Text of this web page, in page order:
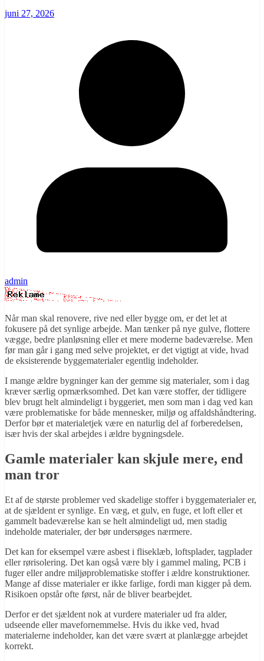
juni 27, 2026
admin
Når man skal renovere, rive ned eller bygge om, er det let at
fokusere på det synlige arbejde. Man tænker på nye gulve, flottere
vægge, bedre planløsning eller et mere moderne badeværelse. Men
før man går i gang med selve projektet, er det vigtigt at vide, hvad
de eksisterende byggematerialer egentlig indeholder.
I mange ældre bygninger kan der gemme sig materialer, som i dag
kræver særlig opmærksomhed. Det kan være stoffer, der tidligere
blev brugt helt almindeligt i byggeriet, men som man i dag ved kan
være problematiske for både mennesker, miljø og affaldshåndtering.
Derfor bør et materialetjek være en naturlig del af forberedelsen,
især hvis der skal arbejdes i ældre bygningsdele.
Gamle materialer kan skjule mere, end
man tror
Et af de største problemer ved skadelige stoffer i byggematerialer er,
at de sjældent er synlige. En væg, et gulv, en fuge, et loft eller et
gammelt badeværelse kan se helt almindeligt ud, men stadig
indeholde materialer, der bør undersøges nærmere.
Det kan for eksempel være asbest i fliseklæb, loftsplader, tagplader
eller rørisolering. Det kan også være bly i gammel maling, PCB i
fuger eller andre miljøproblematiske stoffer i ældre konstruktioner.
Mange af disse materialer er ikke farlige, fordi man kigger på dem.
Risikoen opstår ofte først, når de bliver bearbejdet.
Derfor er det sjældent nok at vurdere materialer ud fra alder,
udseende eller mavefornemmelse. Hvis du ikke ved, hvad
materialerne indeholder, kan det være svært at planlægge arbejdet
korrekt.